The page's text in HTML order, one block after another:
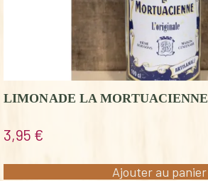
LIMONADE LA MORTUACIENNE
3,95 €
Ajouter au panier